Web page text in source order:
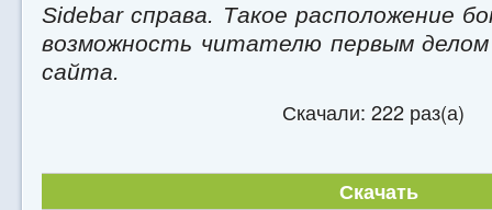
Sidebar справа. Такое расположение
возможность читателю первым
сайта.
Скачали: 222 раз(а)
Скачать